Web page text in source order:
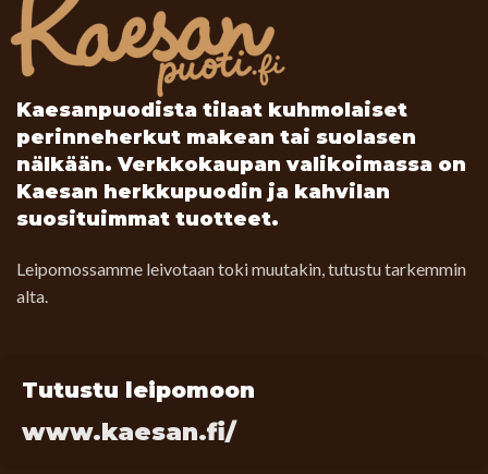
Tervetuloa herkkujemme äärelle kokemaan pala Kuhmolaista
leivontaperinnettä.
Kaesanpuodista tilaat kuhmolaiset
perinneherkut makean tai suolasen
nälkään. Verkkokaupan valikoimassa on
Kaesan herkkupuodin ja kahvilan
suosituimmat tuotteet.
Leipomossamme leivotaan toki muutakin, tutustu tarkemmin
alta.
Tutustu leipomoon
www.kaesan.fi/